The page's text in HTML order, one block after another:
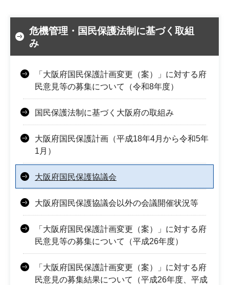
危機管理・国民保護法制に基づく取組
み
「大阪府国民保護計画変更（案）」に対する府
民意見等の募集について（令和8年度）
国民保護法制に基づく大阪府の取組み
大阪府国民保護計画（平成18年4月から令和5年
1月）
大阪府国民保護協議会
大阪府国民保護協議会以外の会議開催状況等
「大阪府国民保護計画変更（案）」に対する府
民意見等の募集について（平成26年度）
「大阪府国民保護計画変更（案）」に対する府
民意見の募集結果について（平成26年度、平成